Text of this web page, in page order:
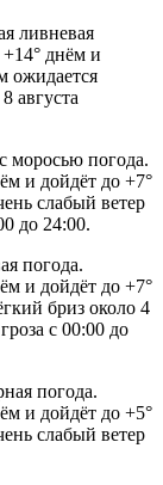
ливневая
днём и
ожидается
августа
моросью погода.
и дойдёт до +7°
слабый ветер
до 24:00.
погода.
и дойдёт до +7°
бриз около 4
с 00:00 до
погода.
и дойдёт до +5°
слабый ветер